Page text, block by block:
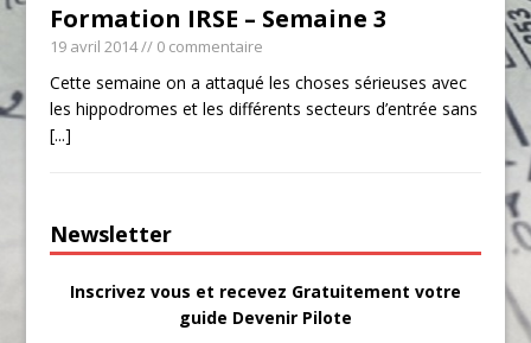
Formation IRSE – Semaine 3
19 avril 2014// 0 commentaire
Cette semaine on a attaqué les choses sérieuses avec
les hippodromes et les différents secteurs d’entrée sans
[...]
Newsletter
Inscrivez vous et recevez Gratuitement votre
guide Devenir Pilote